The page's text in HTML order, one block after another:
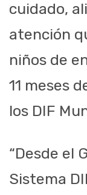
cuidado,
atención
niños de
11 meses
los DIF
“Desde el
Sistema D